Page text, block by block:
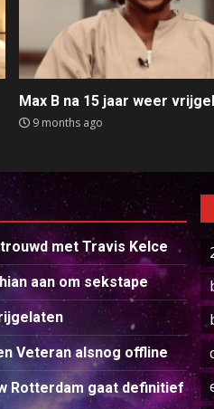
Max B na 15 jaar weer
9 months ago
met Travis Kelce
aan om sekstape
Veteran alsnog offline
Rotterdam gaat definitief